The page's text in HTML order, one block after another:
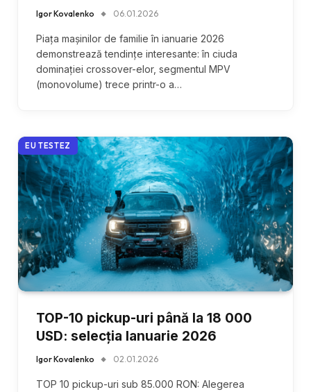
Igor Kovalenko 06.01.2026
Piața mașinilor de familie în ianuarie 2026
demonstrează tendințe interesante: în ciuda
dominației crossover-elor, segmentul MPV
(monovolume) trece printr-o a…
EU TESTEZ
TOP-10 pickup-uri până la 18 000
USD: selecția Ianuarie 2026
Igor Kovalenko 02.01.2026
TOP 10 pickup-uri sub 85.000 RON: Alegerea